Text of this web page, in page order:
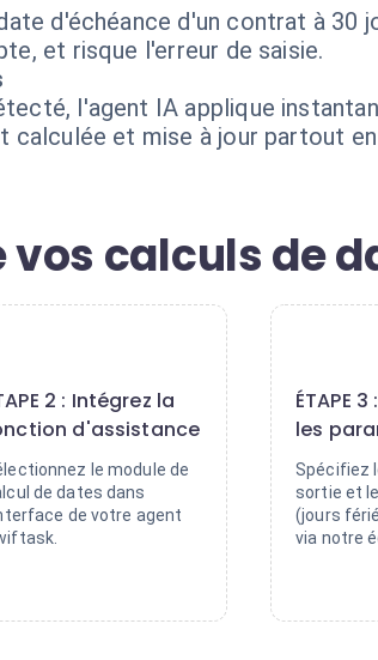
d'échéance d'un contrat à 30
et risque l'erreur de saisie.
l'agent IA applique
calculée et mise à jour partout
vos calculs de
2 : Intégrez la
d'assistance
le module de
de dates dans
de votre agent
ÉTAPE
les
Spécifiez
sortie et
(jours
via notre